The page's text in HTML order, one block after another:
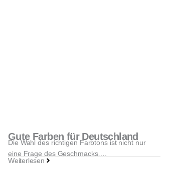
Gute Farben für Deutschland
Die Wahl des richtigen Farbtons ist nicht nur
eine Frage des Geschmacks….
Weiterlesen